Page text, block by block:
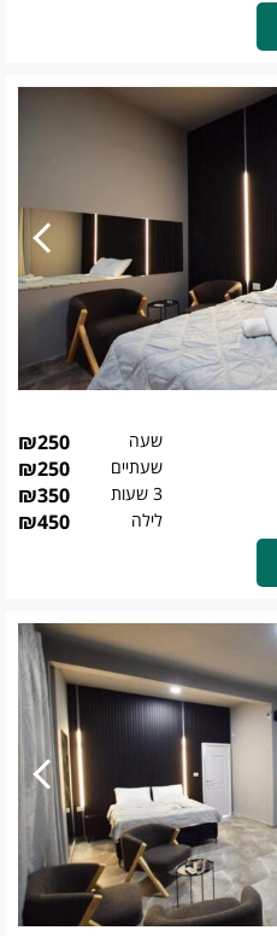
שעה ₪250
שעתיים ₪250
3 שעות ₪350
לילה ₪450